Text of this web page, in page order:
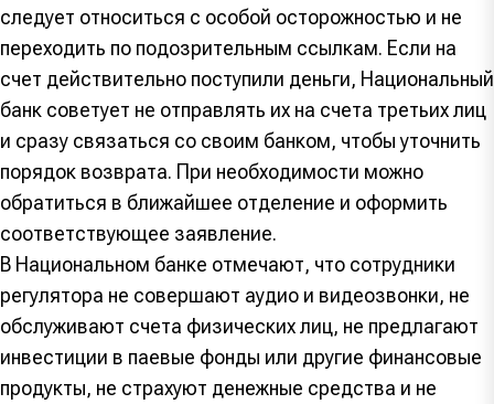
следует относиться с особой осторожностью и не
переходить по подозрительным ссылкам. Если на
счет действительно поступили деньги, Национальный
банк советует не отправлять их на счета третьих лиц
и сразу связаться со своим банком, чтобы уточнить
порядок возврата. При необходимости можно
обратиться в ближайшее отделение и оформить
соответствующее заявление.
В Национальном банке отмечают, что сотрудники
регулятора не совершают аудио и видеозвонки, не
обслуживают счета физических лиц, не предлагают
инвестиции в паевые фонды или другие финансовые
продукты, не страхуют денежные средства и не